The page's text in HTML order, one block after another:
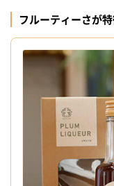
フルーティーさが